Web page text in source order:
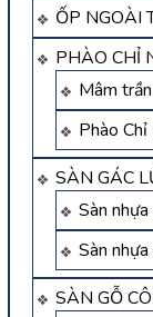
ỐP NGOÀI
PHÀO CHỈ
Mâm
Phào
SÀN GÁC
Sàn
Sàn
SÀN GỖ